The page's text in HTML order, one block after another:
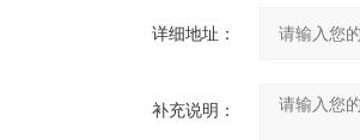
详细地址：
补充说明：